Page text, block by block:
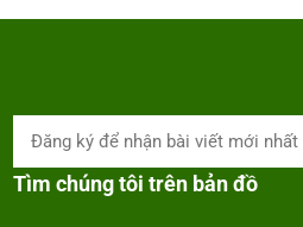
Tìm chúng tôi trên bản đồ